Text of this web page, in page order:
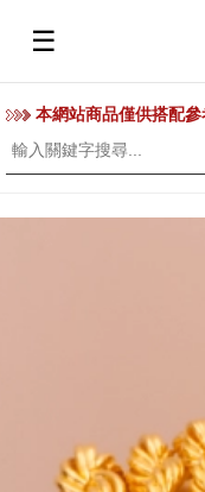
☰
本網站商品僅供搭配參